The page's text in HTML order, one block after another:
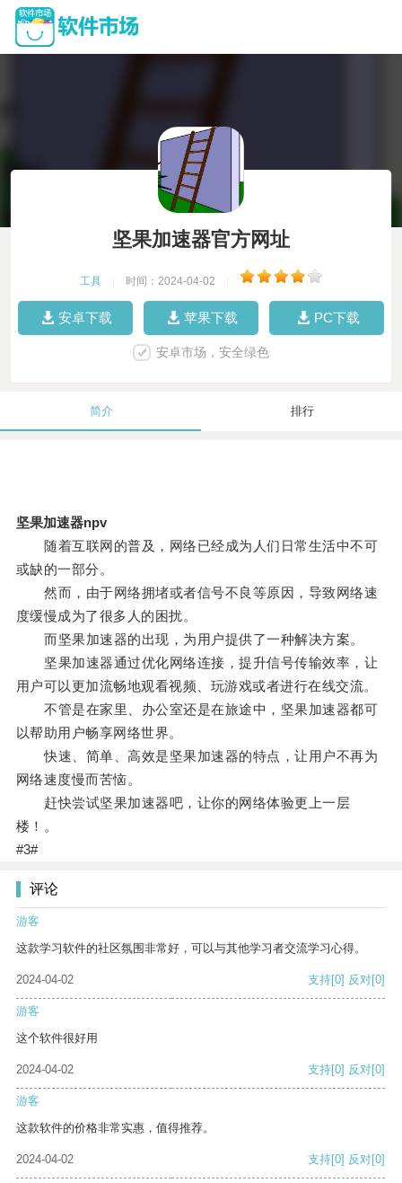
坚果加速器官方网址
工具 时间：2024-04-02
安卓下载 苹果下载 PC下载
安卓市场，安全绿色
简介 排行
坚果加速器npv
随着互联网的普及，网络已经成为人们日常生活中不可
或缺的一部分。
然而，由于网络拥堵或者信号不良等原因，导致网络速
度缓慢成为了很多人的困扰。
而坚果加速器的出现，为用户提供了一种解决方案。
坚果加速器通过优化网络连接，提升信号传输效率，让
用户可以更加流畅地观看视频、玩游戏或者进行在线交流。
不管是在家里、办公室还是在旅途中，坚果加速器都可
以帮助用户畅享网络世界。
快速、简单、高效是坚果加速器的特点，让用户不再为
网络速度慢而苦恼。
赶快尝试坚果加速器吧，让你的网络体验更上一层
楼！。
#3#
评论
游客
这款学习软件的社区氛围非常好，可以与其他学习者交流学习心得。
2024-04-02 支持[0] 反对[0]
游客
这个软件很好用
2024-04-02 支持[0] 反对[0]
游客
这款软件的价格非常实惠，值得推荐。
2024-04-02 支持[0] 反对[0]